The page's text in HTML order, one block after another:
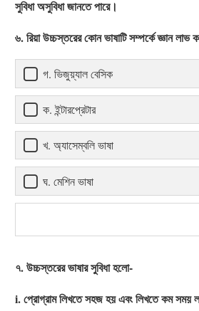
সুবিধা অসুবিধা জানতে পারে।
৬. রিয়া উচ্চস্তরের কোন ভাষাটি সম্পর্কে জ্ঞান লাভ
গ. ভিজুয়্যাল বেসিক
ক. ইন্টারপ্রেটার
খ. অ্যাসেম্বলি ভাষা
ঘ. মেশিন ভাষা
৭. উচ্চস্তরের ভাষার সুবিধা হলো-
i. প্রোগ্রাম লিখতে সহজ হয় এবং লিখতে কম সময়